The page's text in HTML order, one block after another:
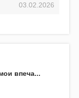
03.02.2026
впеча...